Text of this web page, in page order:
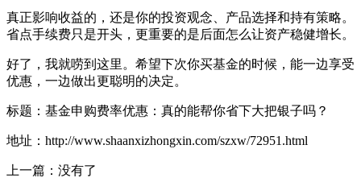
真正影响收益的，还是你的投资观念、产品选择和持有策略。
省点手续费只是开头，更重要的是后面怎么让资产稳健增长。
好了，我就唠到这里。希望下次你买基金的时候，能一边享受
优惠，一边做出更聪明的决定。
标题：基金申购费率优惠：真的能帮你省下大把银子吗？
地址：http://www.shaanxizhongxin.com/szxw/72951.html
上一篇：没有了